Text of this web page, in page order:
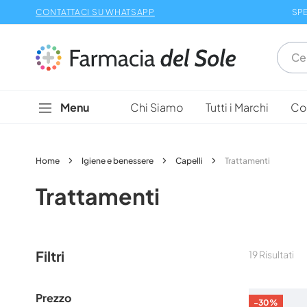
Salta
al
CONTATTACI SU WHATSAPP
Menu Chi Siamo Tutti i Marchi
Home Igiene e benessere Capelli Trattamenti
Trattamenti
19Risultati
-30%
Filtri
Prezzo